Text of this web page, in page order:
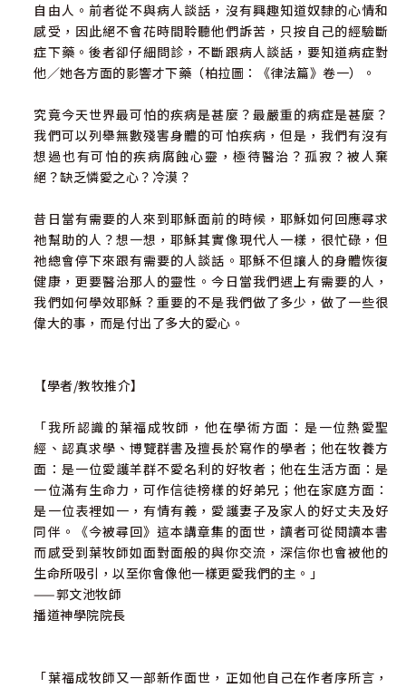
自由人。前者從不與病人談話，沒有興趣知道奴隸的心情和
感受，因此絕不會花時間聆聽他們訴苦，只按自己的經驗斷
症下藥。後者卻仔細問診，不斷跟病人談話，要知道病症對
他／她各方面的影響才下藥（柏拉圖：《律法篇》卷一）。
究竟今天世界最可怕的疾病是甚麼？最嚴重的病症是甚麼？
我們可以列舉無數殘害身體的可怕疾病，但是，我們有沒有
想過也有可怕的疾病腐蝕心靈，極待醫治？孤寂？被人棄
絕？缺乏憐愛之心？冷漠？
昔日當有需要的人來到耶穌面前的時候，耶穌如何回應尋求
祂幫助的人？想一想，耶穌其實像現代人一樣，很忙碌，但
祂總會停下來跟有需要的人談話。耶穌不但讓人的身體恢復
健康，更要醫治那人的靈性。今日當我們遇上有需要的人，
我們如何學效耶穌？重要的不是我們做了多少，做了一些很
偉大的事，而是付出了多大的愛心。
【學者/教牧推介】
「我所認識的葉福成牧師，他在學術方面：是一位熱愛聖
經、認真求學、博覽群書及擅長於寫作的學者；他在牧養方
面：是一位愛護羊群不愛名利的好牧者；他在生活方面：是
一位滿有生命力，可作信徒榜樣的好弟兄；他在家庭方面：
是一位表裡如一，有情有義，愛護妻子及家人的好丈夫及好
同伴。《今被尋回》這本講章集的面世，讀者可從閱讀本書
而感受到葉牧師如面對面般的與你交流，深信你也會被他的
生命所吸引，以至你會像他一樣更愛我們的主。」
——郭文池牧師
播道神學院院長
「葉福成牧師又一部新作面世，正如他自己在作者序所言，